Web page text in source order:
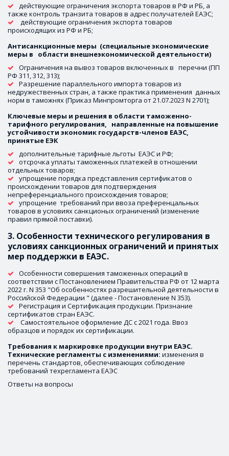
действующие ограничения экспорта товаров в РФ и РБ, а
также контроль транзита товаров в адрес получателей ЕАЭС;
действующие ограничения экспорта товаров
происходящих из РФ и РБ;
Антисанкционные меры  (специальные экономические
меры в   области внешнеэкономической деятельности)
Ограничения на вывоз товаров включенных в   перечни (ПП
РФ 311, 312, 313);
Разрешение параллельного импорта товаров из
недружественных стран, а также практика применения  данных
норм в таможнях (Приказ Минпромторга от 21.07.2023 N 2701);
Ключевые меры и решения в области таможенно-
тарифного регулирования,   направленные на повышение
устойчивости экономик государств-членов ЕАЭС,
принятые ЕЭК
дополнительные тарифные льготы  ЕАЭС и РФ;
отсрочка уплаты таможенных платежей в отношении
отдельных товаров;
упрощение порядка представления сертификатов о
происхождении товаров для подтверждения
непреференциального происхождения товаров;
упрощение  требований при ввоза преференцальных
товаров в условиях санкционых ограничений (изменение
правил прямой поставки).
3. Особенности технического регулирования в
условиях санкционных ограничений и принятых
мер поддержки в ЕАЭС.
Особенности совершения таможенных операций в
соответствии с Постановлением Правительства РФ от 12 марта
2022 г. N 353 "Об особенностях разрешительной деятельности в
Российской Федерации " (далее - Постановление N 353).
Регистрация и Сертификация продукции. Признание
сертификатов стран ЕАЭС.
Самостоятельное оформление ДС с 2021 года. Ввоз
образцов и порядок их сертификации.
Требования к маркировке продукции внутри ЕАЭС.
Технические регламенты с изменениями: изменения в
перечень стандартов, обеспечивающих соблюдение
требований техрегламента ЕАЭС
Ответы на вопросы